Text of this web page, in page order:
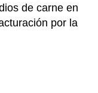
de carne en
por la